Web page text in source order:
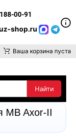
00-91
shop.ru
Ваша корзина пуста
MB Axor-II